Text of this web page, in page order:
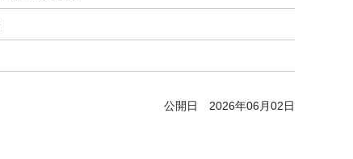
公開日 2026年06月02日